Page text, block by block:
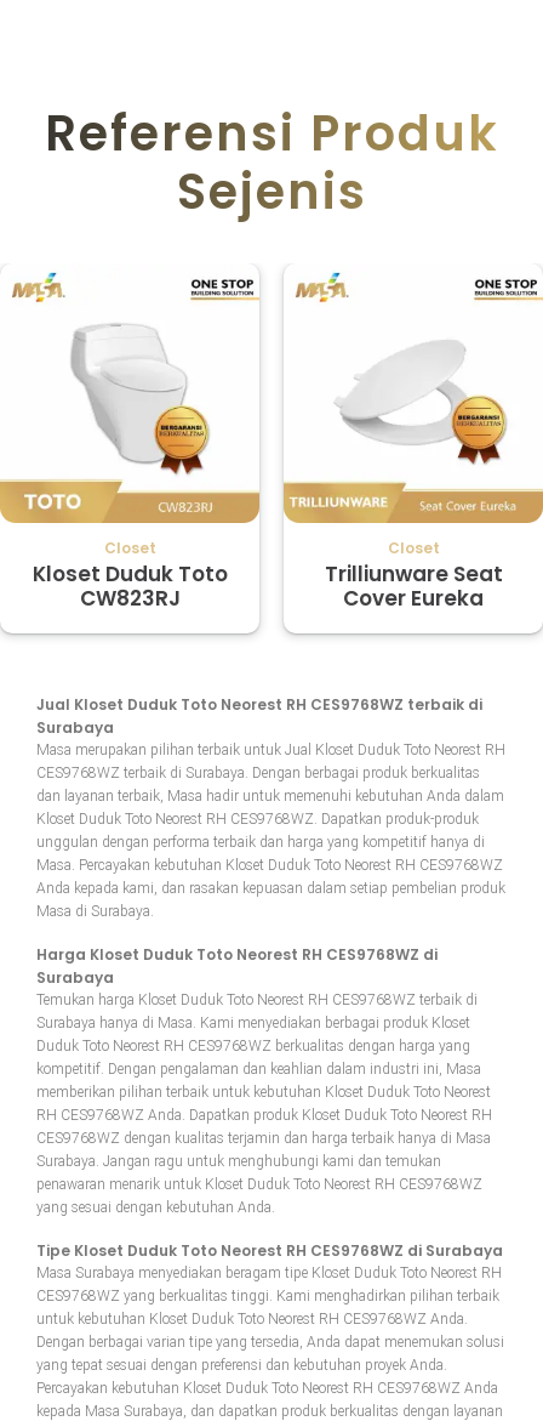
Referensi Produk
Sejenis
Closet
Kloset Duduk Toto
CW823RJ
Closet
Trilliunware Seat
Cover Eureka
Jual Kloset Duduk Toto Neorest RH CES9768WZ terbaik di
Surabaya
Masa merupakan pilihan terbaik untuk Jual Kloset Duduk Toto Neorest RH
CES9768WZ terbaik di Surabaya. Dengan berbagai produk berkualitas
dan layanan terbaik, Masa hadir untuk memenuhi kebutuhan Anda dalam
Kloset Duduk Toto Neorest RH CES9768WZ. Dapatkan produk-produk
unggulan dengan performa terbaik dan harga yang kompetitif hanya di
Masa. Percayakan kebutuhan Kloset Duduk Toto Neorest RH CES9768WZ
Anda kepada kami, dan rasakan kepuasan dalam setiap pembelian produk
Masa di Surabaya.
Harga Kloset Duduk Toto Neorest RH CES9768WZ di
Surabaya
Temukan harga Kloset Duduk Toto Neorest RH CES9768WZ terbaik di
Surabaya hanya di Masa. Kami menyediakan berbagai produk Kloset
Duduk Toto Neorest RH CES9768WZ berkualitas dengan harga yang
kompetitif. Dengan pengalaman dan keahlian dalam industri ini, Masa
memberikan pilihan terbaik untuk kebutuhan Kloset Duduk Toto Neorest
RH CES9768WZ Anda. Dapatkan produk Kloset Duduk Toto Neorest RH
CES9768WZ dengan kualitas terjamin dan harga terbaik hanya di Masa
Surabaya. Jangan ragu untuk menghubungi kami dan temukan
penawaran menarik untuk Kloset Duduk Toto Neorest RH CES9768WZ
yang sesuai dengan kebutuhan Anda.
Tipe Kloset Duduk Toto Neorest RH CES9768WZ di Surabaya
Masa Surabaya menyediakan beragam tipe Kloset Duduk Toto Neorest RH
CES9768WZ yang berkualitas tinggi. Kami menghadirkan pilihan terbaik
untuk kebutuhan Kloset Duduk Toto Neorest RH CES9768WZ Anda.
Dengan berbagai varian tipe yang tersedia, Anda dapat menemukan solusi
yang tepat sesuai dengan preferensi dan kebutuhan proyek Anda.
Percayakan kebutuhan Kloset Duduk Toto Neorest RH CES9768WZ Anda
kepada Masa Surabaya, dan dapatkan produk berkualitas dengan layanan